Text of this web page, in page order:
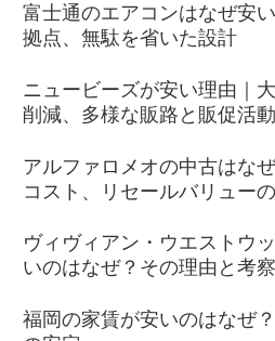
富士通のエアコンはなぜ安
拠点、無駄を省いた設計
ニュービーズが安い理由｜
削減、多様な販路と販促活動
アルファロメオの中古はな
コスト、リセールバリュー
ヴィヴィアン・ウエストウ
いのはなぜ？その理由と考
福岡の家賃が安いのはなぜ